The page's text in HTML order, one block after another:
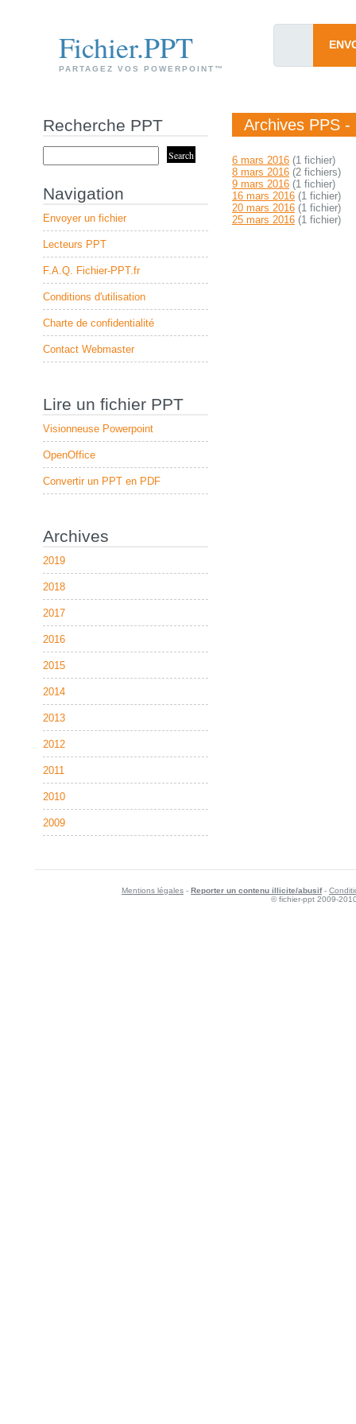
Fichier.PPT
PARTAGEZ VOS POWERPOINT™
Archives PPS -
6 mars 2016 (1 fichier)
8 mars 2016 (2 fichiers)
9 mars 2016 (1 fichier)
16 mars 2016 (1 fichier)
20 mars 2016 (1 fichier)
25 mars 2016 (1 fichier)
Recherche PPT
Navigation
Envoyer un fichier
Lecteurs PPT
F.A.Q. Fichier-PPT.fr
Conditions d'utilisation
Charte de confidentialité
Contact Webmaster
Lire un fichier PPT
Visionneuse Powerpoint
OpenOffice
Convertir un PPT en PDF
Archives
2019
2018
2017
2016
2015
2014
2013
2012
2011
2010
2009
Mentions légales - Reporter un contenu illicite/abusif-
© fichier-ppt 2009-